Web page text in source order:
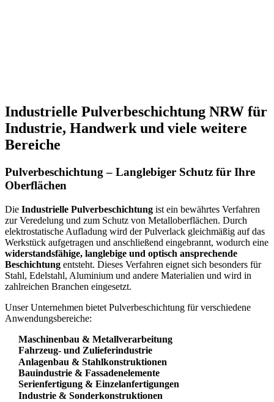
Industrielle Pulverbeschichtung NRW für
Industrie, Handwerk und viele weitere
Bereiche
Pulverbeschichtung – Langlebiger Schutz für Ihre
Oberflächen
Die Industrielle Pulverbeschichtung ist ein bewährtes Verfahren
zur Veredelung und zum Schutz von Metalloberflächen. Durch
elektrostatische Aufladung wird der Pulverlack gleichmäßig auf das
Werkstück aufgetragen und anschließend eingebrannt, wodurch eine
widerstandsfähige, langlebige und optisch ansprechende
Beschichtung entsteht. Dieses Verfahren eignet sich besonders für
Stahl, Edelstahl, Aluminium und andere Materialien und wird in
zahlreichen Branchen eingesetzt.
Unser Unternehmen bietet Pulverbeschichtung für verschiedene
Anwendungsbereiche:
Maschinenbau & Metallverarbeitung
Fahrzeug- und Zulieferindustrie
Anlagenbau & Stahlkonstruktionen
Bauindustrie & Fassadenelemente
Serienfertigung & Einzelanfertigungen
Industrie & Sonderkonstruktionen